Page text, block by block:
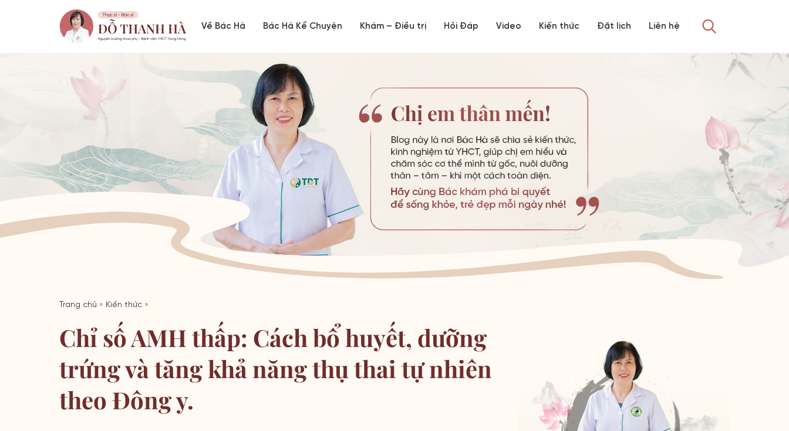
Về Bác Hà Bác Hà Kể Chuyện Khám – Điều trị Hỏi Đáp Video Kiến thức Đặt lịch Liên hệ
Trang chủ » Kiến thức »
Chỉ số AMH thấp: Cách bổ huyết, dưỡng
trứng và tăng khả năng thụ thai tự nhiên
theo Đông y.